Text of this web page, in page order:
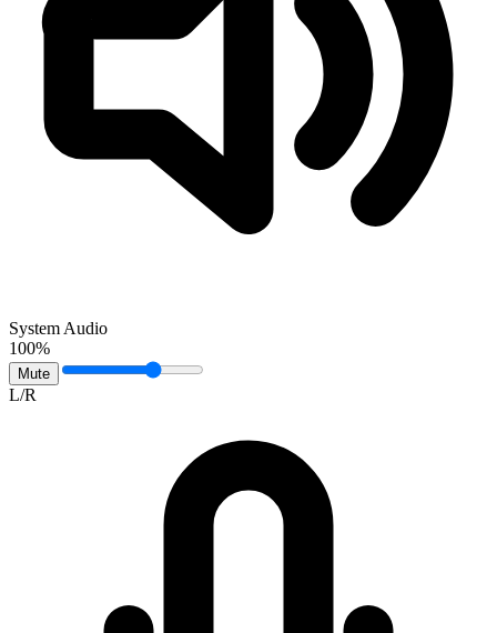
System Audio
100%
Mute
L/R